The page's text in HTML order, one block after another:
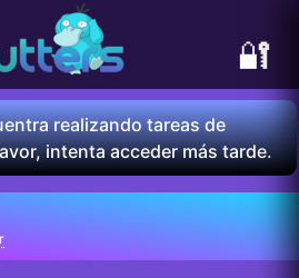
🔐
realizando tareas de
intenta acceder más tarde.